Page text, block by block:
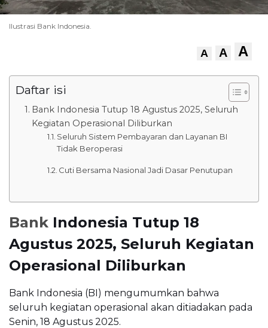
Ilustrasi Bank Indonesia.
A A A
Daftar isi
Bank Indonesia Tutup 18 Agustus 2025, Seluruh
Kegiatan Operasional Diliburkan
Seluruh Sistem Pembayaran dan Layanan BI
Tidak Beroperasi
Cuti Bersama Nasional Jadi Dasar Penutupan
Bank Indonesia Tutup 18
Agustus 2025, Seluruh Kegiatan
Operasional Diliburkan
Bank Indonesia (BI) mengumumkan bahwa
seluruh kegiatan operasional akan ditiadakan pada
Senin, 18 Agustus 2025.